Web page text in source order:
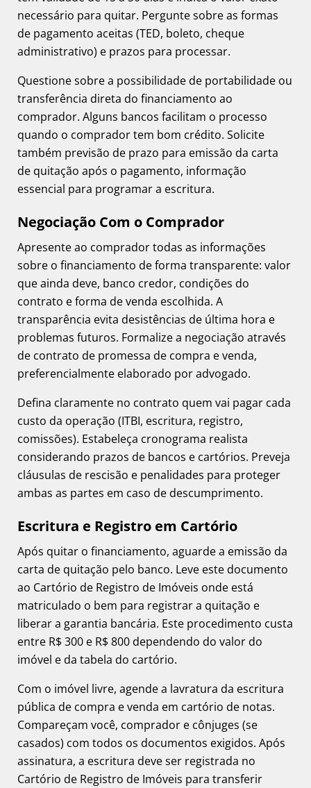
necessário para quitar. Pergunte sobre as formas
de pagamento aceitas (TED, boleto, cheque
administrativo) e prazos para processar.
Questione sobre a possibilidade de portabilidade ou
transferência direta do financiamento ao
comprador. Alguns bancos facilitam o processo
quando o comprador tem bom crédito. Solicite
também previsão de prazo para emissão da carta
de quitação após o pagamento, informação
essencial para programar a escritura.
Negociação Com o Comprador
Apresente ao comprador todas as informações
sobre o financiamento de forma transparente: valor
que ainda deve, banco credor, condições do
contrato e forma de venda escolhida. A
transparência evita desistências de última hora e
problemas futuros. Formalize a negociação através
de contrato de promessa de compra e venda,
preferencialmente elaborado por advogado.
Defina claramente no contrato quem vai pagar cada
custo da operação (ITBI, escritura, registro,
comissões). Estabeleça cronograma realista
considerando prazos de bancos e cartórios. Preveja
cláusulas de rescisão e penalidades para proteger
ambas as partes em caso de descumprimento.
Escritura e Registro em Cartório
Após quitar o financiamento, aguarde a emissão da
carta de quitação pelo banco. Leve este documento
ao Cartório de Registro de Imóveis onde está
matriculado o bem para registrar a quitação e
liberar a garantia bancária. Este procedimento custa
entre R$ 300 e R$ 800 dependendo do valor do
imóvel e da tabela do cartório.
Com o imóvel livre, agende a lavratura da escritura
pública de compra e venda em cartório de notas.
Compareçam você, comprador e cônjuges (se
casados) com todos os documentos exigidos. Após
assinatura, a escritura deve ser registrada no
Cartório de Registro de Imóveis para transferir